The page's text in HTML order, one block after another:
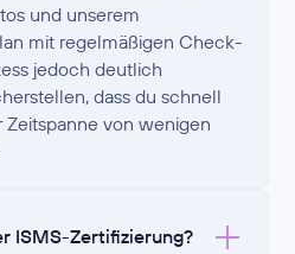
und unserem
mit regelmäßigen Check-
jedoch deutlich
dass du schnell
von wenigen
ISMS-Zertifizierung?